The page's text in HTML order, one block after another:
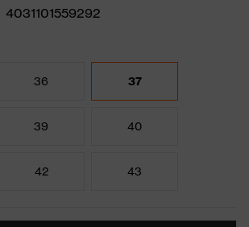
4031101559292
36 37
39 40
42 43